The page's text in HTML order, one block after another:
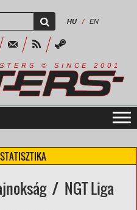
HU / EN
S T E R S © S I N C E 2 0 0 1
/ NGT Liga